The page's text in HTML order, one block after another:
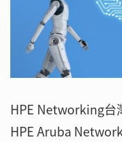
HPE Networking台
HPE Aruba